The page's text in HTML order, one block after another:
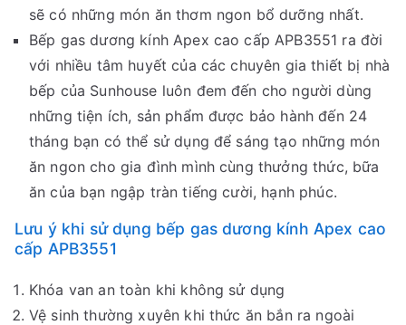
sẽ có những món ăn thơm ngon bổ dưỡng nhất.
Bếp gas dương kính Apex cao cấp APB3551 ra đời
với nhiều tâm huyết của các chuyên gia thiết bị nhà
bếp của Sunhouse luôn đem đến cho người dùng
những tiện ích, sản phẩm được bảo hành đến 24
tháng bạn có thể sử dụng để sáng tạo những món
ăn ngon cho gia đình mình cùng thưởng thức, bữa
ăn của bạn ngập tràn tiếng cười, hạnh phúc.
Lưu ý khi sử dụng bếp gas dương kính Apex cao
cấp APB3551
Khóa van an toàn khi không sử dụng
Vệ sinh thường xuyên khi thức ăn bắn ra ngoài